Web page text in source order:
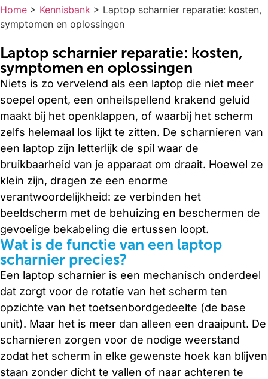
Home > Kennisbank > Laptop scharnier reparatie: kosten,
symptomen en oplossingen
Laptop scharnier reparatie: kosten,
symptomen en oplossingen
Niets is zo vervelend als een laptop die niet meer
soepel opent, een onheilspellend krakend geluid
maakt bij het openklappen, of waarbij het scherm
zelfs helemaal los lijkt te zitten. De scharnieren van
een laptop zijn letterlijk de spil waar de
bruikbaarheid van je apparaat om draait. Hoewel ze
klein zijn, dragen ze een enorme
verantwoordelijkheid: ze verbinden het
beeldscherm met de behuizing en beschermen de
gevoelige bekabeling die ertussen loopt.
Wat is de functie van een laptop
scharnier precies?
Een laptop scharnier is een mechanisch onderdeel
dat zorgt voor de rotatie van het scherm ten
opzichte van het toetsenbordgedeelte (de base
unit). Maar het is meer dan alleen een draaipunt. De
scharnieren zorgen voor de nodige weerstand
zodat het scherm in elke gewenste hoek kan blijven
staan zonder dicht te vallen of naar achteren te